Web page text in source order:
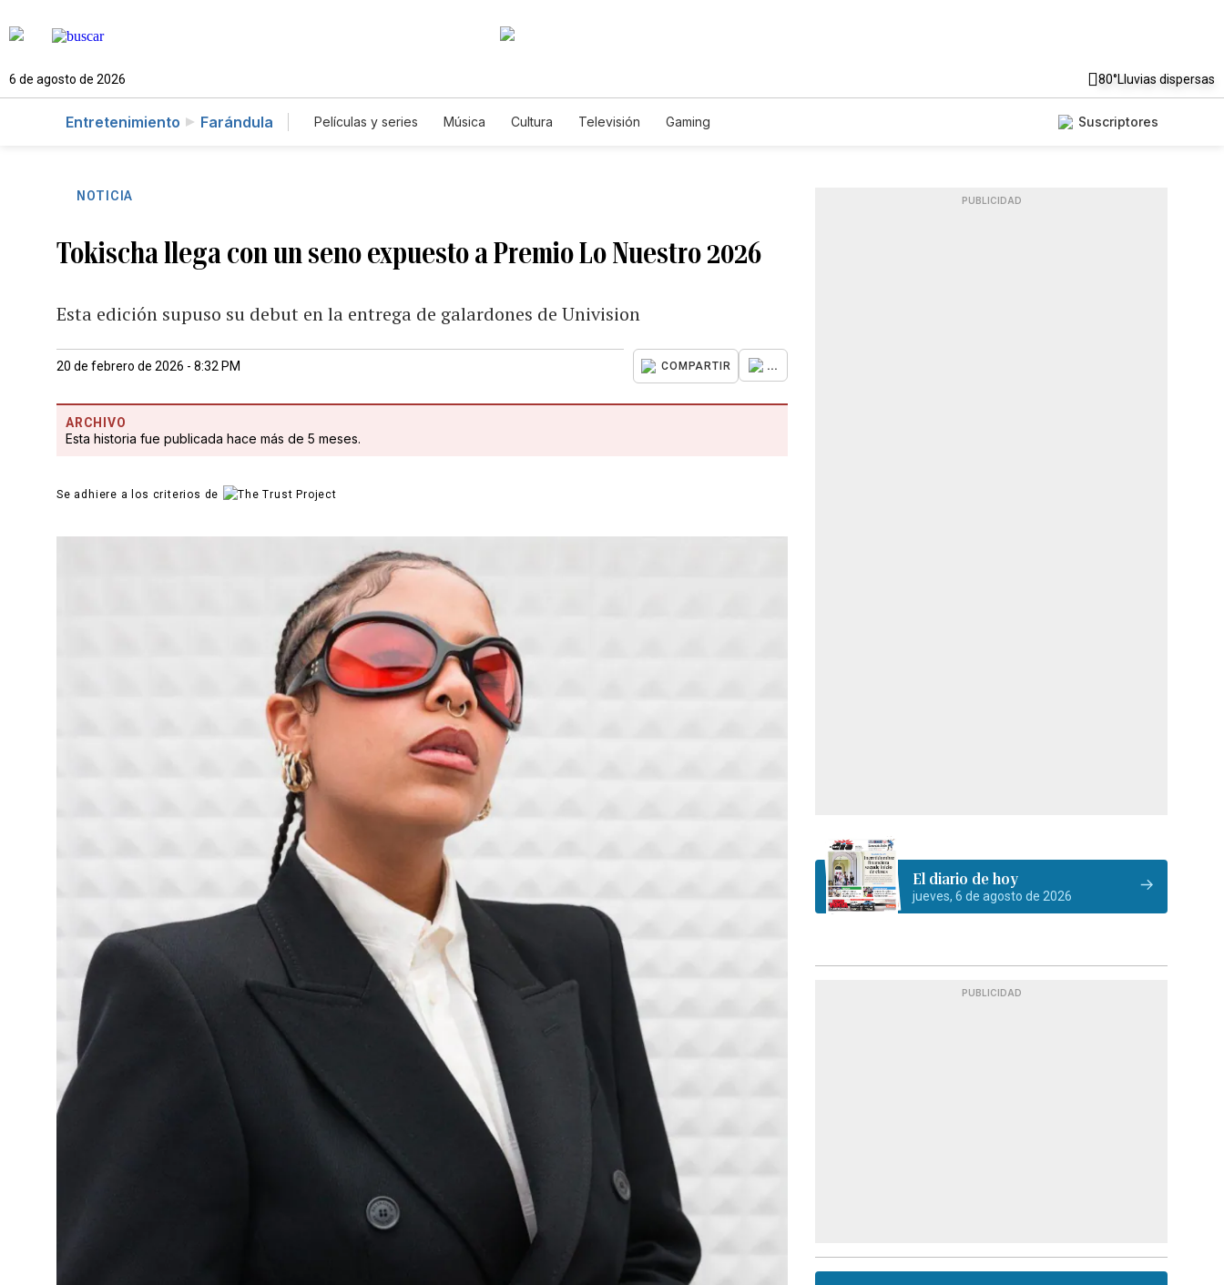
6 de agosto de 2026 80°Lluvias dispersas
Entretenimiento Farándula Películas y series Música Cultura Televisión Gaming Suscriptores
NOTICIA
Tokischa llega con un seno expuesto a Premio Lo Nuestro 2026
Esta edición supuso su debut en la entrega de galardones de Univision
20 de febrero de 2026 - 8:32 PM COMPARTIR ...
ARCHIVO
Esta historia fue publicada hace más de 5 meses.
Se adhiere a los criterios de
PUBLICIDAD
El diario de hoy
jueves, 6 de agosto de 2026
PUBLICIDAD